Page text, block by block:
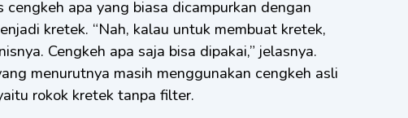
cengkeh apa yang biasa dicampurkan dengan
kretek. “Nah, kalau untuk membuat kretek,
Cengkeh apa saja bisa dipakai,” jelasnya.
menurutnya masih menggunakan cengkeh asli
rokok kretek tanpa filter.